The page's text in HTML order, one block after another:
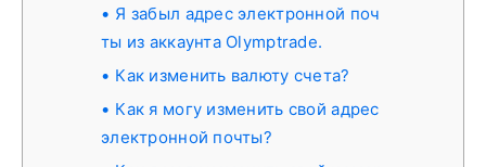
Я забыл адрес электронной поч
ты из аккаунта Olymptrade.
Как изменить валюту счета?
Как я могу изменить свой адрес
электронной почты?